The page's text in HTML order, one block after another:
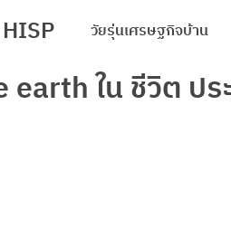
HISP วัยรุ่นเศรษฐกิจบ้าน
earth ใน ชีวิต ปร